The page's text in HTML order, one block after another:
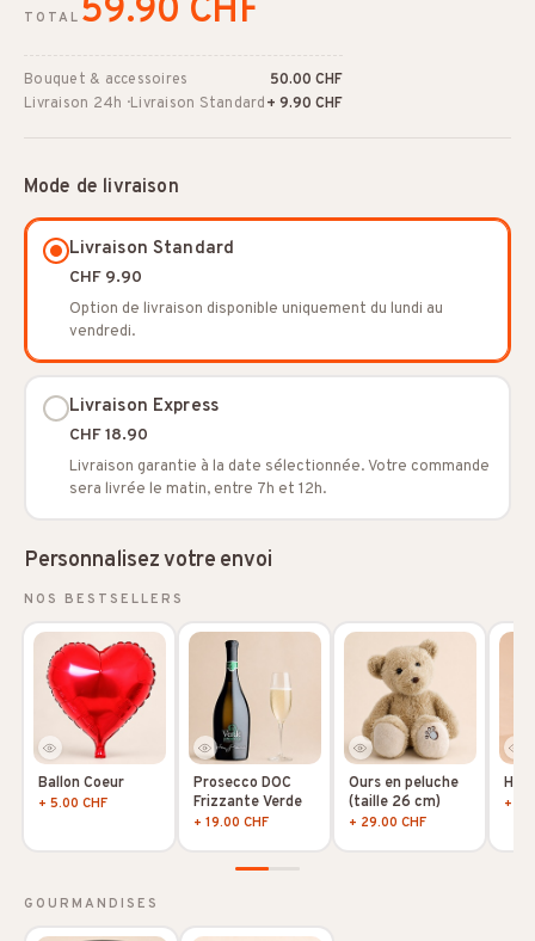
TOTAL 59.90 CHF
Bouquet & accessoires
50.00 CHF
Livraison 24h · Livraison Standard+ 9.90 CHF
Mode de livraison
Livraison Standard
CHF 9.90
Option de livraison disponible uniquement du lundi au
vendredi.
Livraison Express
CHF 18.90
Livraison garantie à la date sélectionnée. Votre commande
sera livrée le matin, entre 7h et 12h.
Personnalisez votre envoi
NOS BESTSELLERS
Ballon Coeur
+ 5.00 CHF
Prosecco DOC
Frizzante Verde
+ 19.00 CHF
Ours en peluche
(taille 26 cm)
+ 29.00 CHF
+
GOURMANDISES